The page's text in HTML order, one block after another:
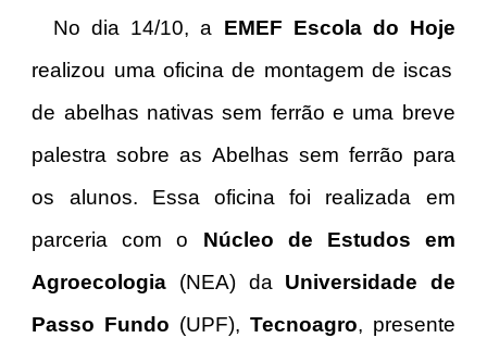
No dia 14/10, a EMEF Escola do Hoje
realizou uma oficina de montagem de iscas
de abelhas nativas sem ferrão e uma breve
palestra sobre as Abelhas sem ferrão para
os alunos. Essa oficina foi realizada em
parceria com o Núcleo de Estudos em
Agroecologia (NEA) da Universidade de
Passo Fundo (UPF), Tecnoagro, presente